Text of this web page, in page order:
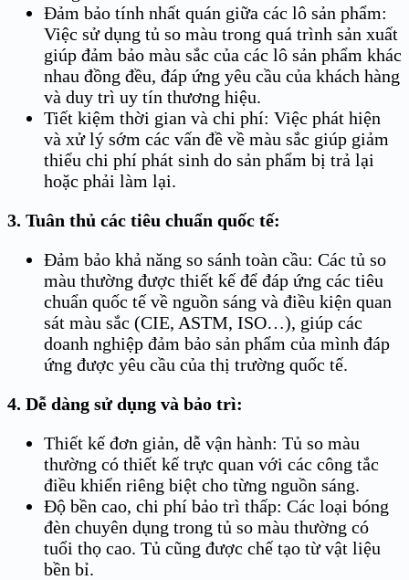
Đảm bảo tính nhất quán giữa các lô sản phẩm:
Việc sử dụng tủ so màu trong quá trình sản xuất
giúp đảm bảo màu sắc của các lô sản phẩm khác
nhau đồng đều, đáp ứng yêu cầu của khách hàng
và duy trì uy tín thương hiệu.
Tiết kiệm thời gian và chi phí: Việc phát hiện
và xử lý sớm các vấn đề về màu sắc giúp giảm
thiểu chi phí phát sinh do sản phẩm bị trả lại
hoặc phải làm lại.
3. Tuân thủ các tiêu chuẩn quốc tế:
Đảm bảo khả năng so sánh toàn cầu: Các tủ so
màu thường được thiết kế để đáp ứng các tiêu
chuẩn quốc tế về nguồn sáng và điều kiện quan
sát màu sắc (CIE, ASTM, ISO…), giúp các
doanh nghiệp đảm bảo sản phẩm của mình đáp
ứng được yêu cầu của thị trường quốc tế.
4. Dễ dàng sử dụng và bảo trì:
Thiết kế đơn giản, dễ vận hành: Tủ so màu
thường có thiết kế trực quan với các công tắc
điều khiển riêng biệt cho từng nguồn sáng.
Độ bền cao, chi phí bảo trì thấp: Các loại bóng
đèn chuyên dụng trong tủ so màu thường có
tuổi thọ cao. Tủ cũng được chế tạo từ vật liệu
bền bỉ.